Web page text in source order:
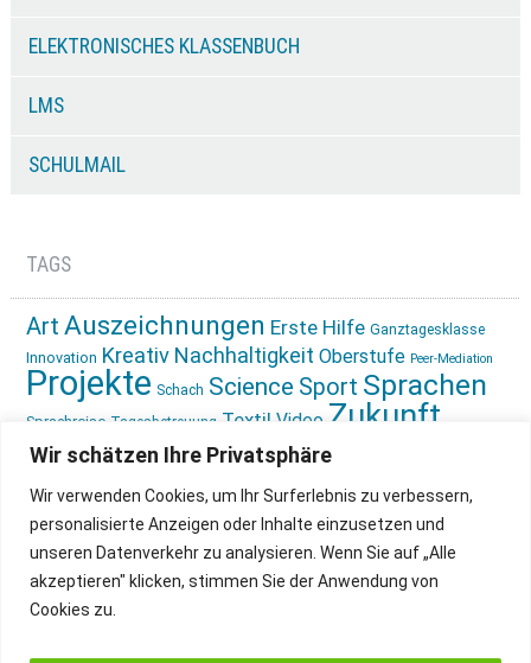
Wir schätzen Ihre Privatsphäre
Wir verwenden Cookies, um Ihr Surferlebnis zu verbessern,
personalisierte Anzeigen oder Inhalte einzusetzen und
unseren Datenverkehr zu analysieren. Wenn Sie auf „Alle
akzeptieren" klicken, stimmen Sie der Anwendung von
Cookies zu.
ELEKTRONISCHES KLASSENBUCH
LMS
SCHULMAIL
TAGS
Art Auszeichnungen Erste Hilfe Ganztagesklasse
Innovation Kreativ Nachhaltigkeit Oberstufe Peer-Mediation
Projekte Schach Science Sport Sprachen
Sprachreise Tagesbetreuung Textil Video Zukunft
gestalten Ökologie
IMPRESSUM